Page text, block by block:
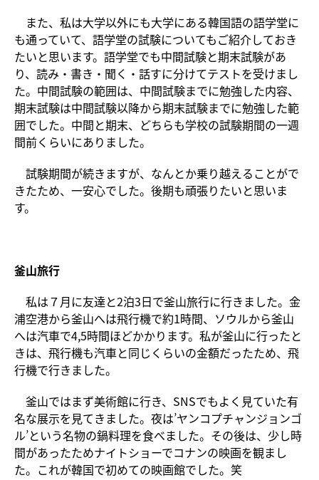
また、私は大学以外にも大学にある韓国語の語学堂に
も通っていて、語学堂の試験についてもご紹介しておき
たいと思います。語学堂でも中間試験と期末試験があ
り、読み・書き・聞く・話すに分けてテストを受けまし
た。中間試験の範囲は、中間試験までに勉強した内容、
期末試験は中間試験以降から期末試験までに勉強した範
囲でした。中間と期末、どちらも学校の試験期間の一週
間前くらいにありました。
試験期間が続きますが、なんとか乗り越えることがで
きたため、一安心でした。後期も頑張りたいと思いま
す。
釜山旅行
私は７月に友達と2泊3日で釜山旅行に行きました。金
浦空港から釜山へは飛行機で約1時間、ソウルから釜山
へは汽車で4,5時間ほどかかります。私が釜山に行ったと
きは、飛行機も汽車と同じくらいの金額だったため、飛
行機で行きました。
釜山ではまず美術館に行き、SNSでもよく見ていた有
名な展示を見てきました。夜は’ヤンコプチャンジョンゴ
ル’という名物の鍋料理を食べました。その後は、少し時
間があったためナイトショーでコナンの映画を観まし
た。これが韓国で初めての映画館でした。笑